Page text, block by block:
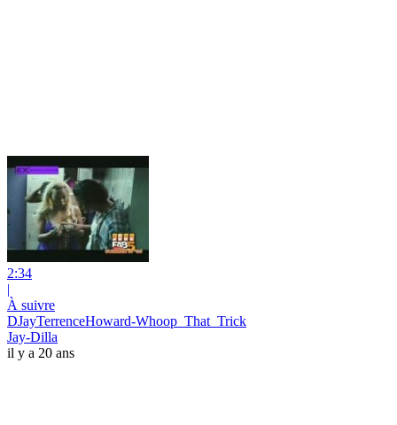
2:34
|
À suivre
DJayTerrenceHoward-Whoop_That_Trick
Jay-Dilla
il y a 20 ans